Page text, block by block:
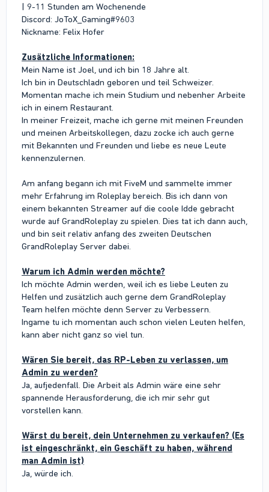
| 9-11 Stunden am Wochenende
Discord: JoToX_Gaming#9603
Nickname: Felix Hofer
Zusätzliche Informationen:
Mein Name ist Joel, und ich bin 18 Jahre alt.
Ich bin in Deutschladn geboren und teil Schweizer.
Momentan mache ich mein Studium und nebenher Arbeite
ich in einem Restaurant.
In meiner Freizeit, mache ich gerne mit meinen Freunden
und meinen Arbeitskollegen, dazu zocke ich auch gerne
mit Bekannten und Freunden und liebe es neue Leute
kennenzulernen.
Am anfang begann ich mit FiveM und sammelte immer
mehr Erfahrung im Roleplay bereich. Bis ich dann von
einem bekannten Streamer auf die coole Idde gebracht
wurde auf GrandRoleplay zu spielen. Dies tat ich dann auch,
und bin seit relativ anfang des zweiten Deutschen
GrandRoleplay Server dabei.
Warum ich Admin werden möchte?
Ich möchte Admin werden, weil ich es liebe Leuten zu
Helfen und zusätzlich auch gerne dem GrandRoleplay
Team helfen möchte denn Server zu Verbessern.
Ingame tu ich momentan auch schon vielen Leuten helfen,
kann aber nicht ganz so viel tun.
Wären Sie bereit, das RP-Leben zu verlassen, um
Admin zu werden?
Ja, aufjedenfall. Die Arbeit als Admin wäre eine sehr
spannende Herausforderung, die ich mir sehr gut
vorstellen kann.
Wärst du bereit, dein Unternehmen zu verkaufen? (Es
ist eingeschränkt, ein Geschäft zu haben, während
man Admin ist)
Ja, würde ich.